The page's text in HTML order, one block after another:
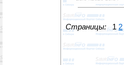
Страницы:12